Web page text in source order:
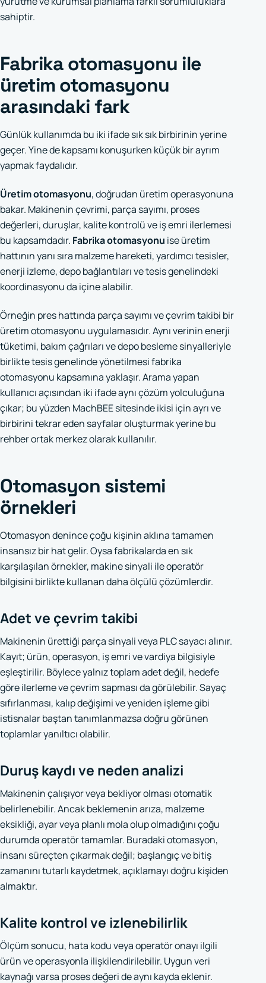
sahiptir.
Fabrika otomasyonu ile
üretim otomasyonu
arasındaki fark
Günlük kullanımda bu iki ifade sık sık birbirinin yerine
geçer. Yine de kapsamı konuşurken küçük bir ayrım
yapmak faydalıdır.
Üretim otomasyonu, doğrudan üretim operasyonuna
bakar. Makinenin çevrimi, parça sayımı, proses
değerleri, duruşlar, kalite kontrolü ve iş emri ilerlemesi
bu kapsamdadır. Fabrika otomasyonu ise üretim
hattının yanı sıra malzeme hareketi, yardımcı tesisler,
enerji izleme, depo bağlantıları ve tesis genelindeki
koordinasyonu da içine alabilir.
Örneğin pres hattında parça sayımı ve çevrim takibi bir
üretim otomasyonu uygulamasıdır. Aynı verinin enerji
tüketimi, bakım çağrıları ve depo besleme sinyalleriyle
birlikte tesis genelinde yönetilmesi fabrika
otomasyonu kapsamına yaklaşır. Arama yapan
kullanıcı açısından iki ifade aynı çözüm yolculuğuna
çıkar; bu yüzden MachBEE sitesinde ikisi için ayrı ve
birbirini tekrar eden sayfalar oluşturmak yerine bu
rehber ortak merkez olarak kullanılır.
Otomasyon sistemi
örnekleri
Otomasyon denince çoğu kişinin aklına tamamen
insansız bir hat gelir. Oysa fabrikalarda en sık
karşılaşılan örnekler, makine sinyali ile operatör
bilgisini birlikte kullanan daha ölçülü çözümlerdir.
Adet ve çevrim takibi
Makinenin ürettiği parça sinyali veya PLC sayacı alınır.
Kayıt; ürün, operasyon, iş emri ve vardiya bilgisiyle
eşleştirilir. Böylece yalnız toplam adet değil, hedefe
göre ilerleme ve çevrim sapması da görülebilir. Sayaç
sıfırlanması, kalıp değişimi ve yeniden işleme gibi
istisnalar baştan tanımlanmazsa doğru görünen
toplamlar yanıltıcı olabilir.
Duruş kaydı ve neden analizi
Makinenin çalışıyor veya bekliyor olması otomatik
belirlenebilir. Ancak beklemenin arıza, malzeme
eksikliği, ayar veya planlı mola olup olmadığını çoğu
durumda operatör tamamlar. Buradaki otomasyon,
insanı süreçten çıkarmak değil; başlangıç ve bitiş
zamanını tutarlı kaydetmek, açıklamayı doğru kişiden
almaktır.
Kalite kontrol ve izlenebilirlik
Ölçüm sonucu, hata kodu veya operatör onayı ilgili
ürün ve operasyonla ilişkilendirilebilir. Uygun veri
kaynağı varsa proses değeri de aynı kayda eklenir.